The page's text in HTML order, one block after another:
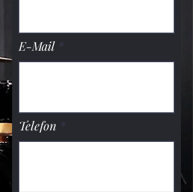
E-Mail
Telefon